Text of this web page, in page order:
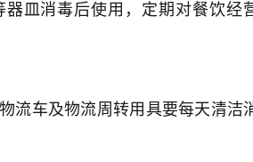
皿消毒后使用，定期对餐饮经
流车及物流周转用具要每天清洁